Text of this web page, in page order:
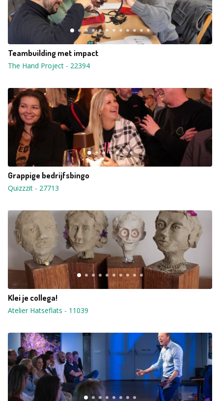
Teambuilding met impact
The Hand Project - 22394
Grappige bedrijfsbingo
Quizzzit - 27713
Klei je collega!
Atelier Hatseflats - 11039